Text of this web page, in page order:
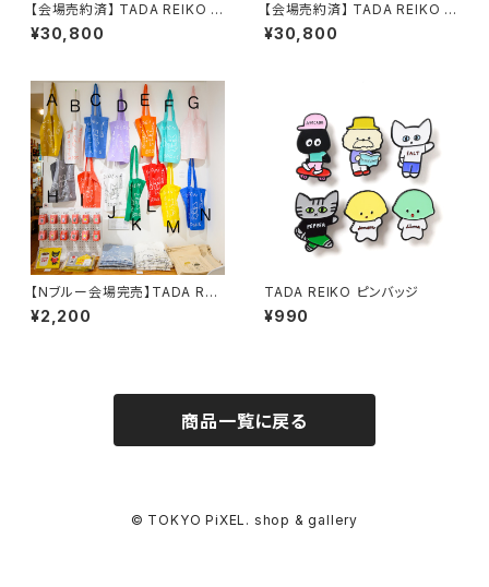
【会場売約済】 TADA REIKO 原
画２０ 「NICENICE F NO WA
Rにきまっちょる 」
¥30,800
【会場売約済】 TADA REIKO 原
画２１ 「NICENICE G シングア
ロングごいっしょに」
¥30,800
【Nブルー会場完売】TADA REI
KO ゴールデンバターブックスト
ートバッグN
¥2,200
TADA REIKO ピンバッジ
¥990
商品一覧に戻る
© TOKYO PiXEL. shop & gallery